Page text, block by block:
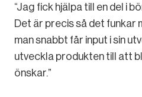
“Jag fick hjälpa till en del i
Det är precis så det funkar
man snabbt får input i sin
utveckla produkten till att
önskar.”